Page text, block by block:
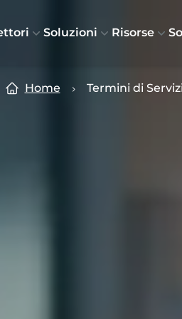
Soluzioni Risorse
Home Termini di